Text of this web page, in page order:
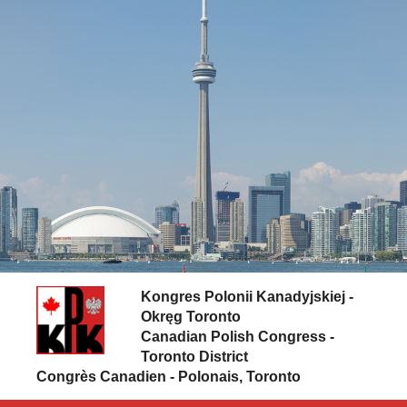
Kongres Polonii Kanadyjskiej -
Okręg Toronto
Canadian Polish Congress -
Toronto District
Congrès Canadien - Polonais, Toronto